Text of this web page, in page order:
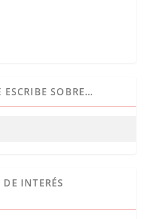
SOBRE…
INTERÉS